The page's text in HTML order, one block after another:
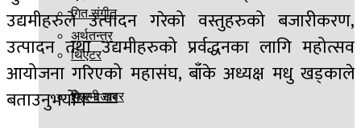
गित संगीत
थिएटर
फिल्मी खबर
अर्थतन्त्र
शेएर बजार
उद्यमीहरुले उत्पादन गरेको वस्तुहरुको बजारीकरण,
उत्पादन तथा उद्यमीहरुको प्रर्वद्धनका लागि महोत्सव
आयोजना गरिएको महासंघ, बाँके अध्यक्ष मधु खड्काले
बताउनुभयो ।